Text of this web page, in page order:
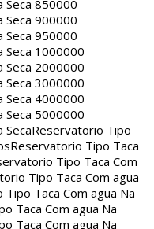
Seca 850000
Seca 900000
Seca 950000
Seca 1000000
Seca 2000000
Seca 3000000
Seca 4000000
Seca 5000000
SecaReservatorio Tipo
Reservatorio Tipo Taca
Tipo Taca Com
Tipo Taca Com agua
Taca Com agua Na
Taca Com agua Na
Taca Com agua Na